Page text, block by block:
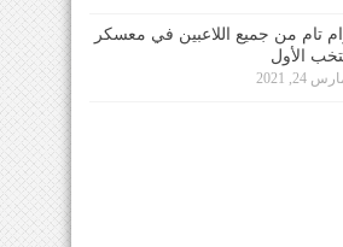
تام من جميع اللاعبين في معسكر
الأول
24, 2021